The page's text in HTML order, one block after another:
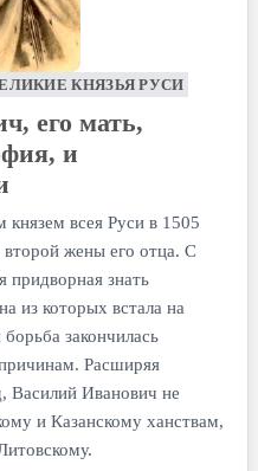
КНЯЗЬЯ РУСИ
его мать,
и
князем всея Руси в 1505
второй жены его отца. С
придворная знать
из которых встала на
закончилась
Расширяя
Василий Иванович не
и Казанскому ханствам,